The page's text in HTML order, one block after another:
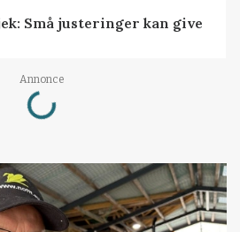
Små justeringer kan give
Annonce
Loading...